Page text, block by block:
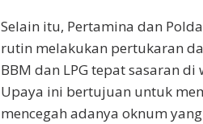
Selain itu, Pertamina dan
rutin melakukan pertukaran
BBM dan LPG tepat sasaran
Upaya ini bertujuan untuk
mencegah adanya oknum